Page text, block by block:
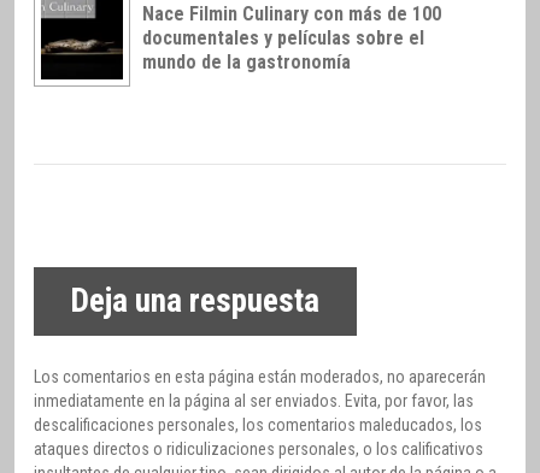
Nace Filmin Culinary con más de 100
documentales y películas sobre el
mundo de la gastronomía
Deja una respuesta
Los comentarios en esta página están moderados, no aparecerán
inmediatamente en la página al ser enviados. Evita, por favor, las
descalificaciones personales, los comentarios maleducados, los
ataques directos o ridiculizaciones personales, o los calificativos